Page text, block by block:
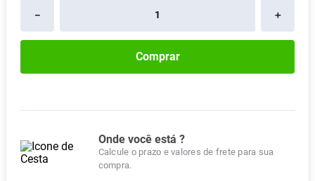
＋
－
Comprar
Onde você está ?
Calcule o prazo e valores de frete para sua
compra.